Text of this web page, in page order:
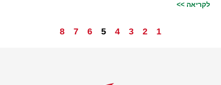
לקריאה >>
1
2
3
4
5
6
7
8